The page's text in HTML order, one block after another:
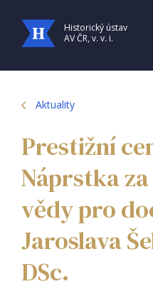
Historický ústav
AV ČR, v. v. i.
Aktuality
Prestižní
Náprstka
vědy pro
Jaroslava
DSc.